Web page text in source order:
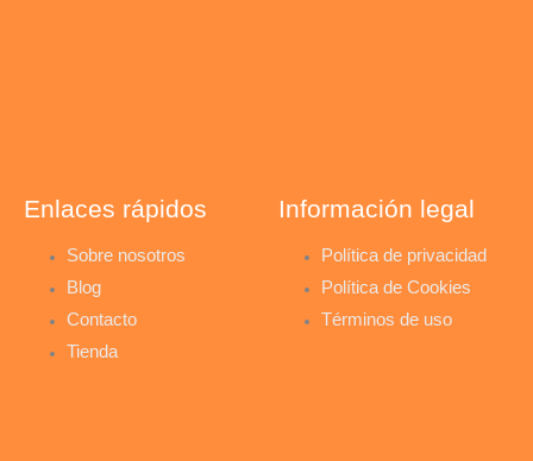
r
i
o
k
-
Enlaces rápidos
Sobre nosotros
Blog
Contacto
Tienda
Información legal
Política de privacidad
Política de Cookies
Términos de uso